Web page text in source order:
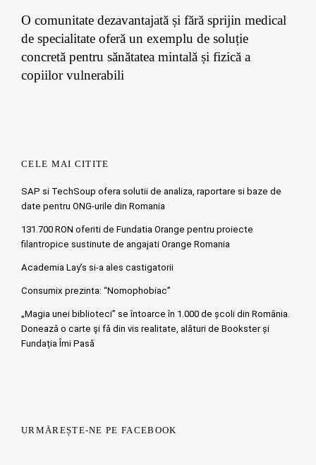
O comunitate dezavantajată și fără sprijin medical
de specialitate oferă un exemplu de soluție
concretă pentru sănătatea mintală și fizică a
copiilor vulnerabili
CELE MAI CITITE
SAP si TechSoup ofera solutii de analiza, raportare si baze de
date pentru ONG-urile din Romania
131.700 RON oferiti de Fundatia Orange pentru proiecte
filantropice sustinute de angajati Orange Romania
Academia Lay’s si-a ales castigatorii
Consumix prezinta: “Nomophobiac”
„Magia unei biblioteci” se întoarce în 1.000 de școli din România.
Doneazǎ o carte şi fǎ din vis realitate, alături de Bookster și
Fundația Îmi Pasă
URMĂREȘTE-NE PE FACEBOOK